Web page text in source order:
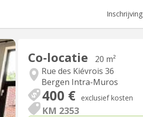
Inschrijving
Co-locatie
20 m²
Rue des Kiévrois 36
Bergen Intra-Muros
400 € exclusief kosten
KM 2353